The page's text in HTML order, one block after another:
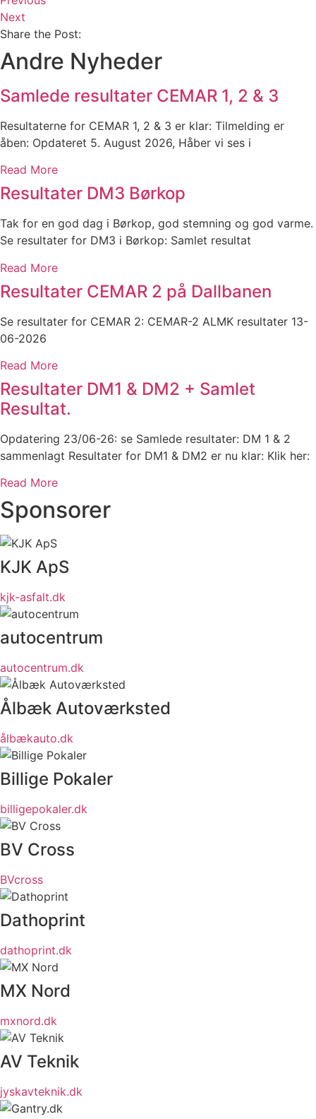
Next
Share the Post:
Andre Nyheder
Samlede resultater CEMAR 1, 2 & 3
Resultaterne for CEMAR 1, 2 & 3 er klar: Tilmelding er
åben: Opdateret 5. August 2026, Håber vi ses i
Read More
Resultater DM3 Børkop
Tak for en god dag i Børkop, god stemning og god varme.
Se resultater for DM3 i Børkop: Samlet resultat
Read More
Resultater CEMAR 2 på Dallbanen
Se resultater for CEMAR 2: CEMAR-2 ALMK resultater 13-
06-2026
Read More
Resultater DM1 & DM2 + Samlet
Resultat.
Opdatering 23/06-26: se Samlede resultater: DM 1 & 2
sammenlagt Resultater for DM1 & DM2 er nu klar: Klik her:
Read More
Sponsorer
KJK ApS
kjk-asfalt.dk
autocentrum
autocentrum.dk
Ålbæk Autoværksted
ålbækauto.dk
Billige Pokaler
billigepokaler.dk
BV Cross
BVcross
Dathoprint
dathoprint.dk
MX Nord
mxnord.dk
AV Teknik
jyskavteknik.dk